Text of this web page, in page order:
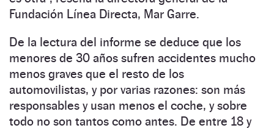
Fundación Línea Directa, Mar Garre.
De la lectura del informe se deduce que los
menores de 30 años sufren accidentes mucho
menos graves que el resto de los
automovilistas, y por varias razones: son más
responsables y usan menos el coche, y sobre
todo no son tantos como antes. De entre 18 y